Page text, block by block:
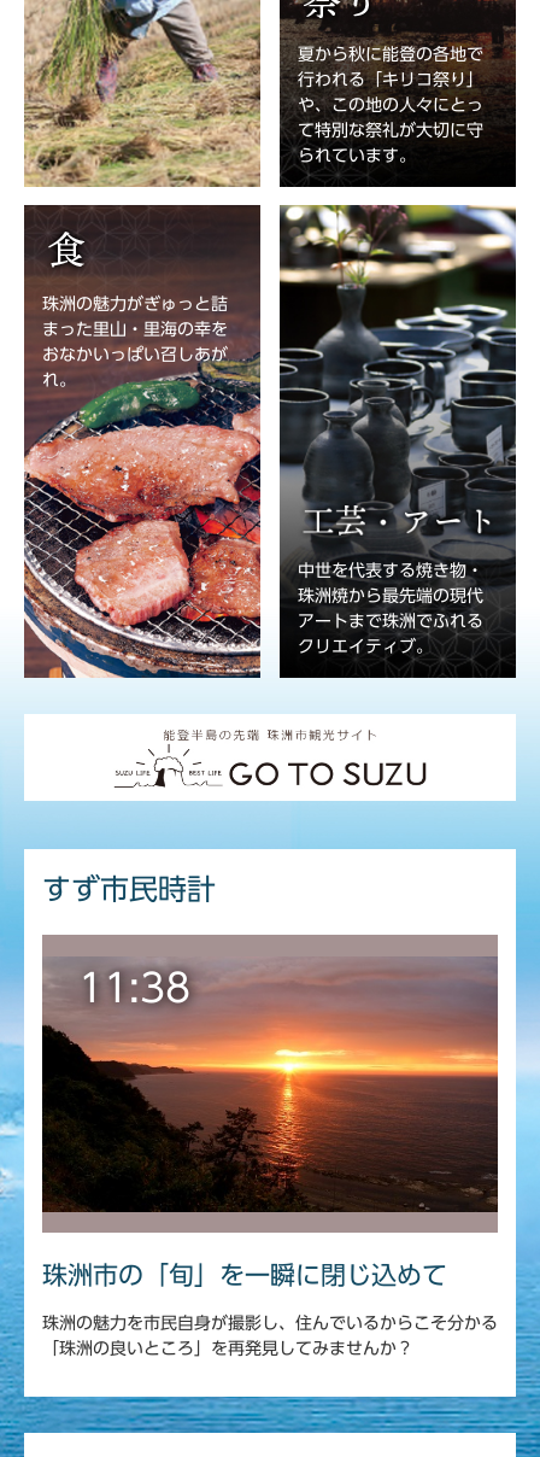
夏から秋に能登の各地で
行われる「キリコ祭り」
や、この地の人々にとっ
て特別な祭礼が大切に守
られています。
珠洲の魅力がぎゅっと詰
まった里山・里海の幸を
おなかいっぱい召しあが
れ。
中世を代表する焼き物・
珠洲焼から最先端の現代
アートまで珠洲でふれる
クリエイティブ。
すず市民時計
11:38
珠洲市の「旬」を一瞬に閉じ込めて
珠洲の魅力を市民自身が撮影し、住んでいるからこそ分かる
「珠洲の良いところ」を再発見してみませんか？